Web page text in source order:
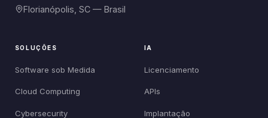
Florianópolis, SC — Brasil
SOLUÇÕES
Software sob Medida
Cloud Computing
Cybersecurity
IA
Licenciamento
APIs
Implantação